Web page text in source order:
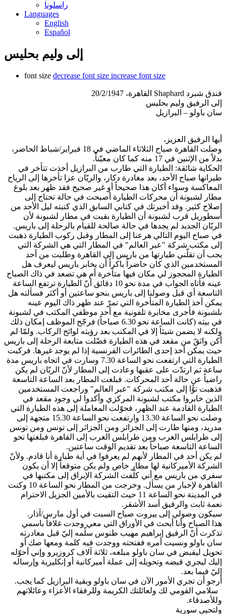
راسلونا
Languages
English
Español
إلى وليم بحليس
font size decrease font size increase font size
فندق شبرد Shaphard القاهرة، 20/2/1947
إلى الرفيق وليم بحليس
سان باولو – البرازيل
أيها الرفيق العزيز،
وصلت القاهرة صباح الثلاثاء الماضي في 18 فبراير/شباط الحاضر،
بدلاً من الإثنين في 17 منه كما كان معيّناً.
الحكاية شائقة: الطيارة التي طارب من البرازيل أخذت تتأخر في
طيرانها صباح الأحد، بعد مغادرة دكار، والريّان عزا تأخرها إلى الرياح
المعاكسة وسواء أكان هذا صحيحاً أو غير صحيح فقد ظهر بعد بلوغ
مطار لشبونة أن محركات الطيارة أصبحت في ‏حالة تحتاج إلى
إصلاح كثير. وقد أخبرتك في كتابي السابق الذي كتبته ليل الأحد من
‎‏أسطوريل قرب لشبونة أن الطيارة بقيت في مطار لشبونة لأن
الربّان الجديد لم يجدها في حالة صالحة للقيام بالرحلة إلى باريس.
في صباح اليوم التالي هرعنا إلى المطار وقبل ركوب الطيارة ذهبت
إلى مكتب شركة "عبر العالم" في المطار التي هي الشركة التي
يجب أن تقلّني طيارتها من باريس إلى القاهرة وطلبت من أحد
المستخدمين الذي كان حاضراً باكراً أن يخابر باريس ليعرف هل
الطيارة المحجوز لي مكان فيها متأخرة أم هي تصعد في ذاك الصباح
عينه فأتاه الجواب في مدة نحو 10 دقائق أنّ الطيارة ترتفع الساعة
التاسعة أي قبل وصولنا إلى باريس بنحو ساعتين أو أكثر فسألته هل
يمكن أخذ الطيارة المتأخرة التي تمرّ عند ظهر ذاك اليوم عينه
بلشبونة فأجرى مخابرة تلفونية مع أحد موظفي المكتب في لشبونة
في بيته (كانت الساعة نحو 6.30 صباحاً) فرجّح الموظف إمكان ذلك
ولكنه لا يضمن شيئاً إلا في المكتب بعد رؤيته لوائح الركاب. ولمّا لم
أكن واثقً من مقعد في هذه الطيارة فضّلت متابعة الرحلة إلى باريس
حيث يمكن أخذ إحدى الطائرات الفرنسية إذا لم يوجد غيرها. فركبت
الطيارة التي ارتفعت نحو الساعة 7.30 وسارت في اتجاه باريس مدة
ساعة ثم ارتدّت على عقبها وعادت إلى المطار لأنّ الربّان لم يكن
راضياً عن حالة أحد المحركات. فبلغت المطار بعد الساعة التاسعة
فذهبت توًّا إلى مكتب شركة "عبر العالم" وراجعت المستخدمين
الذين خابروا مكتب لشبونة المركزي وأكدوا لي وجود مقعد في
الطيارة القادمة عند الظهر، فحوّلت المعاملة إلى هذه الطيارة التي
وصلت نحو الساعة 13.30 وارتفعت نحو الساعة 15.30 متجهة إلى
مدريد، ومنها طارت إلى الجزائر ومن الجزائر إلى تونس ومن تونس
إلى طرابلس الغرب ومن طرابلس الغرب إلى القاهرة فبلغتها نحو
الساعة التاسعة صباحاً بعد تقديم الوقت ساعتين.
لم يكن أحد في المطار لأنهم لم يعرفوا في أية طيارة أنا قادم. ولأنّ
الشركة الأميركانية لها مطار خاص ولم يكن متوقعاً إلا أن يكون
سفري من باريس مع أني كلّفت الشركة الإبراق إلى مكتبها في
القاهرة لإخبار من يسأل. وخرجت من المطار نحو الساعة 10 وكنت
في المدينة نحو الساعة 11 حيث التقيت بالأمين الجزيل الاحترام
نعمة ثابت والرفيق أسد الأشقر.
سيكون وصولي إلى ييروت صباح السبت في أول مارس/آذار.
هذا الصباح وأنا أبحث في الأوراق التي معي وجدت غلافاً باسمي
تذكرت أنّ الرفيق إبراهيم مهيب طنوس سلّمه إليّ قبل مغادرته
سان باولو ونسيت أمره ففتحته ووجدت فيه كلمة ومعها صك أو
إليك ليجري قبضه وتحويله إلى عملة أميركانية أو إنكليزية وإرساله
إليّ فيما بعد.
أرجو أن تجري الأمور الآن في سان باولو وبقية البرازيل كما يجب.
‎ ‏ سلامي القومي لك ولعائلتك الكريمة وللرفقاء الأعزاء وعائلاتهم
وللأصدقاء.
ولتحيى سورية